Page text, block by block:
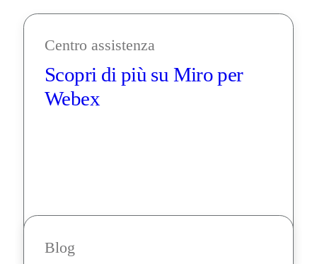
Centro assistenza
Scopri di più su Miro per
Webex
Blog